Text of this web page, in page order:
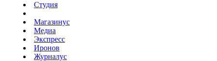
Студия
Магазинус
Медиа
Экспресс
Иронов
Журналус